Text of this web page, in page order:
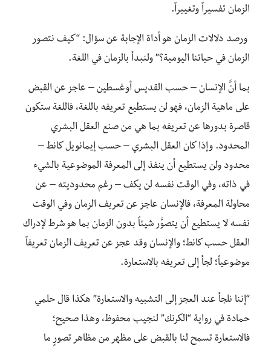
الزمان تفسيراً وتغييراً.
ورصد دلالات الزمان هو أداة الإجابة عن سؤال: “كيف نتصور
الزمان في حياتنا اليومية؟” ولنبدأ بالزمان في اللغة.
بما أنَّ الإنسان – حسب القديس أوغسطين – عاجز عن القبض
على ماهية الزمان، فهو لن يستطيع تعريفه باللغة، فاللغة ستكون
قاصرة بدورها عن تعريفه بما هي من صنع العقل البشري
المحدود. وإذا كان العقل البشري – حسب إيمانويل كانط –
محدود ولن يستطيع أن ينفذ إلى المعرفة الموضوعية بالشيء
في ذاته، وفي الوقت نفسه لن يكف – رغم محدوديته – عن
محاولة المعرفة، فالإنسان عاجز عن تعريف الزمان وفي الوقت
نفسه لا يستطيع أن يتصوَّر شيئاً بدون الزمان بما هو شرط لإدراك
العقل حسب كانط؛ والإنسان وقد عجز عن تعريف الزمان تعريفاً
موضوعياً؛ لجأ إلى تعريفه بالاستعارة.
“إننا نلجأ عند العجز إلى التشبيه والاستعارة” هكذا قال حلمي
حمادة في رواية “الكرنك” لنجيب محفوظ، وهذا صحيح؛
فالاستعارة تسمح لنا بالقبض على مظهر من مظاهر تصورٍ ما